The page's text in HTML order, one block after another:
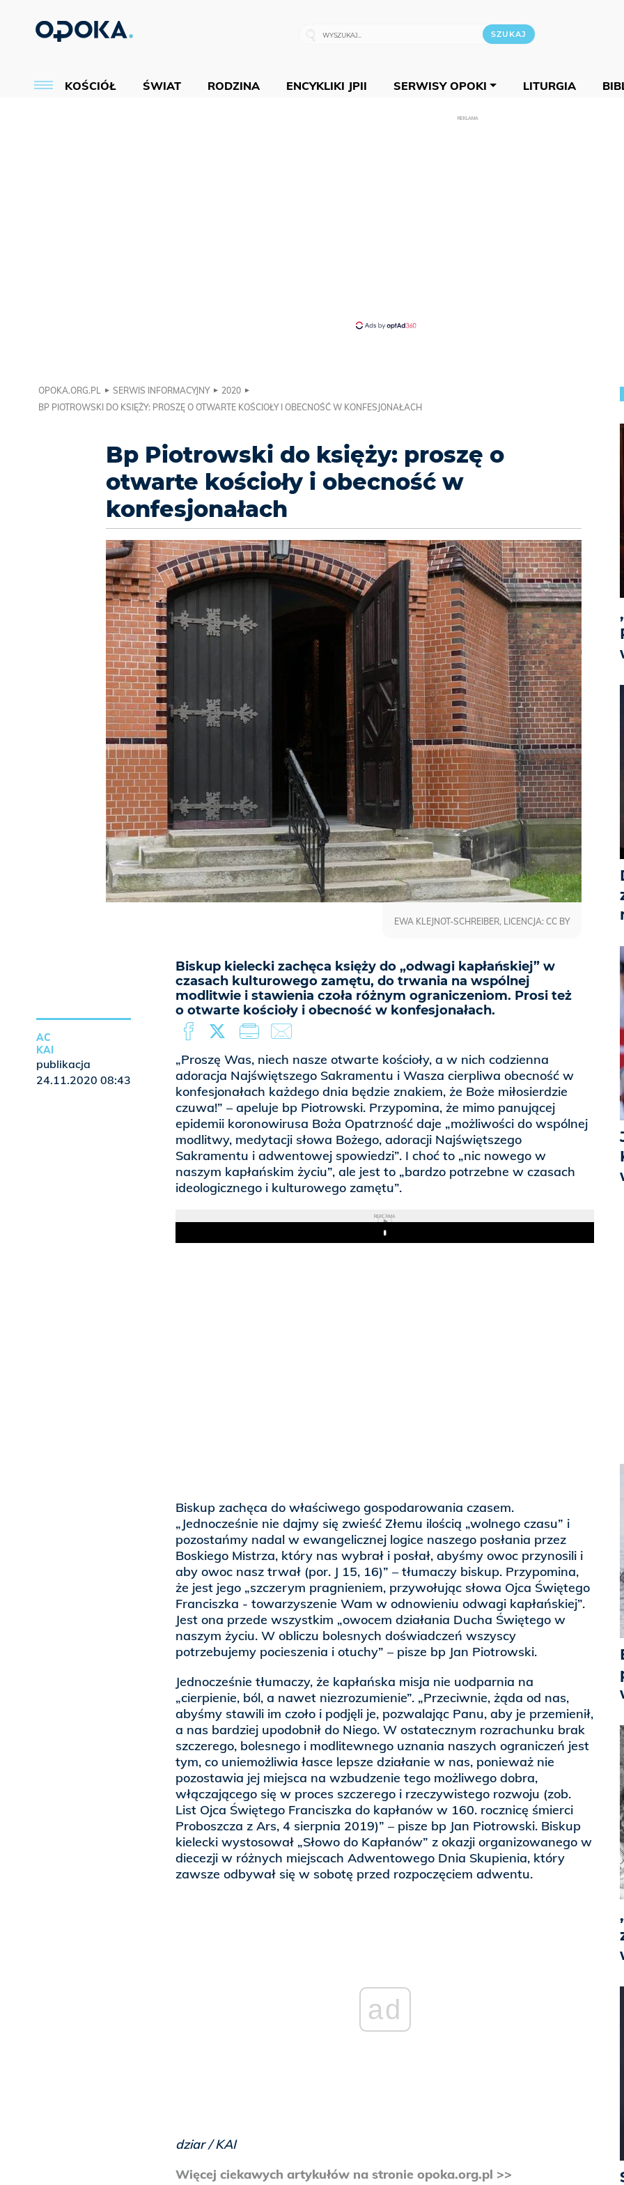
KOŚCIÓŁ ŚWIAT RODZINA ENCYKLIKI JPII SERWISY OPOKI LITURGIA
REKLAMA
OPOKA.ORG.PL SERWIS INFORMACYJNY
2020
BP PIOTROWSKI DO KSIĘŻY: PROSZĘ O OTWARTE KOŚCIOŁY I OBECNOŚĆ W KONFESJONAŁACH
Bp Piotrowski do księży: proszę o
otwarte kościoły i obecność w
konfesjonałach
Biskup kielecki zachęca księży do „odwagi kapłańskiej” w
czasach kulturowego zamętu, do trwania na wspólnej
modlitwie i stawienia czoła różnym ograniczeniom. Prosi też
o otwarte kościoły i obecność w konfesjonałach.
EWA KLEJNOT-SCHREIBER, LICENCJA: CC BY
„Proszę Was, niech nasze otwarte kościoły, a w nich codzienna
adoracja Najświętszego Sakramentu i Wasza cierpliwa obecność w
konfesjonałach każdego dnia będzie znakiem, że Boże miłosierdzie
czuwa!” – apeluje bp Piotrowski. Przypomina, że mimo panującej
epidemii koronowirusa Boża Opatrzność daje „możliwości do wspólnej
modlitwy, medytacji słowa Bożego, adoracji Najświętszego
Sakramentu i adwentowej spowiedzi”. I choć to „nic nowego w
naszym kapłańskim życiu”, ale jest to „bardzo potrzebne w czasach
ideologicznego i kulturowego zamętu”.
REKLAMA
Play
Biskup zachęca do właściwego gospodarowania czasem.
„Jednocześnie nie dajmy się zwieść Złemu ilością „wolnego czasu” i
pozostańmy nadal w ewangelicznej logice naszego posłania przez
Boskiego Mistrza, który nas wybrał i posłał, abyśmy owoc przynosili i
aby owoc nasz trwał (por. J 15, 16)” – tłumaczy biskup. Przypomina,
że jest jego „szczerym pragnieniem, przywołując słowa Ojca Świętego
Franciszka - towarzyszenie Wam w odnowieniu odwagi kapłańskiej”.
Jest ona przede wszystkim „owocem działania Ducha Świętego w
naszym życiu. W obliczu bolesnych doświadczeń wszyscy
potrzebujemy pocieszenia i otuchy” – pisze bp Jan Piotrowski.
Jednocześnie tłumaczy, że kapłańska misja nie uodparnia na
„cierpienie, ból, a nawet niezrozumienie”. „Przeciwnie, żąda od nas,
abyśmy stawili im czoło i podjęli je, pozwalając Panu, aby je przemienił,
a nas bardziej upodobnił do Niego. W ostatecznym rozrachunku brak
szczerego, bolesnego i modlitewnego uznania naszych ograniczeń jest
tym, co uniemożliwia łasce lepsze działanie w nas, ponieważ nie
pozostawia jej miejsca na wzbudzenie tego możliwego dobra,
włączającego się w proces szczerego i rzeczywistego rozwoju (zob.
List Ojca Świętego Franciszka do kapłanów w 160. rocznicę śmierci
Proboszcza z Ars, 4 sierpnia 2019)” – pisze bp Jan Piotrowski. Biskup
kielecki wystosował „Słowo do Kapłanów” z okazji organizowanego w
diecezji w różnych miejscach Adwentowego Dnia Skupienia, który
zawsze odbywał się w sobotę przed rozpoczęciem adwentu.
ad
dziar / KAI
Więcej ciekawych artykułów na stronie opoka.org.pl >>
AC
KAI
publikacja
24.11.2020 08:43